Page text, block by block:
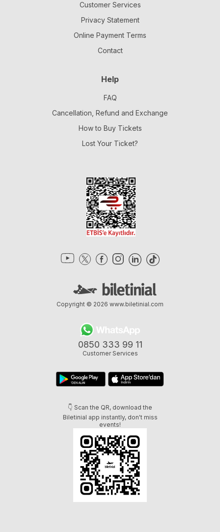
Customer Services
Privacy Statement
Online Payment Terms
Contact
Help
FAQ
Cancellation, Refund and Exchange
How to Buy Tickets
Lost Your Ticket?
0850 333 99 11
Customer Services
👇 Scan the QR, download the
Biletinial app instantly, don't miss
events!
Copyright © 2026 www.biletinial.com